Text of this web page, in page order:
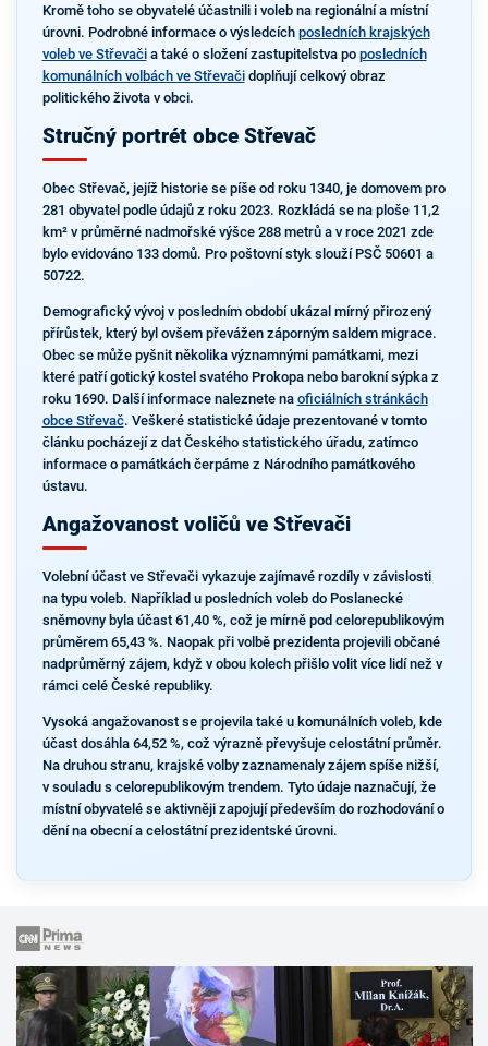
Kromě toho se obyvatelé účastnili i voleb na regionální a místní
úrovni. Podrobné informace o výsledcích posledních krajských
voleb ve Střevačia také o složení zastupitelstva po posledních
komunálních volbách ve Střevačidoplňují celkový obraz
politického života v obci.
Stručný portrét obce Střevač
Obec Střevač, jejíž historie se píše od roku 1340, je domovem pro
281 obyvatel podle údajů z roku 2023. Rozkládá se na ploše 11,2
km² v průměrné nadmořské výšce 288 metrů a v roce 2021 zde
bylo evidováno 133 domů. Pro poštovní styk slouží PSČ 50601 a
50722.
Demografický vývoj v posledním období ukázal mírný přirozený
přírůstek, který byl ovšem převážen záporným saldem migrace.
Obec se může pyšnit několika významnými památkami, mezi
které patří gotický kostel svatého Prokopa nebo barokní sýpka z
roku 1690. Další informace naleznete na oficiálních stránkách
obce Střevač. Veškeré statistické údaje prezentované v tomto
článku pocházejí z dat Českého statistického úřadu, zatímco
informace o památkách čerpáme z Národního památkového
ústavu.
Angažovanost voličů ve Střevači
Volební účast ve Střevači vykazuje zajímavé rozdíly v závislosti
na typu voleb. Například u posledních voleb do Poslanecké
sněmovny byla účast 61,40 %, což je mírně pod celorepublikovým
průměrem 65,43 %. Naopak při volbě prezidenta projevili občané
nadprůměrný zájem, když v obou kolech přišlo volit více lidí než v
rámci celé České republiky.
Vysoká angažovanost se projevila také u komunálních voleb, kde
účast dosáhla 64,52 %, což výrazně převyšuje celostátní průměr.
Na druhou stranu, krajské volby zaznamenaly zájem spíše nižší,
v souladu s celorepublikovým trendem. Tyto údaje naznačují, že
místní obyvatelé se aktivněji zapojují především do rozhodování o
dění na obecní a celostátní prezidentské úrovni.